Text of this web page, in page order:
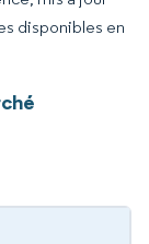
disponibles en